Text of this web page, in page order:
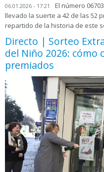
06.01.2026 - 17:21
El número
llevado la suerte a 42 de las 52
repartido de la historia de este
Directo | Sorteo
del Niño 2026: cómo
premiados